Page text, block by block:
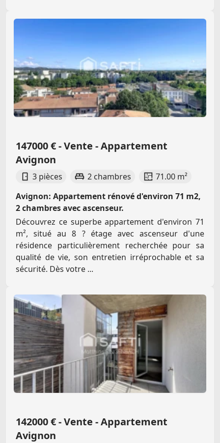
147000 € - Vente - Appartement
Avignon
3 pièces 2 chambres
71.00 m²
Avignon: Appartement rénové d'environ 71 m2,
2 chambres avec ascenseur.
Découvrez ce superbe appartement d'environ 71
m², situé au 8 ? étage avec ascenseur d'une
résidence particulièrement recherchée pour sa
qualité de vie, son entretien irréprochable et sa
sécurité. Dès votre ...
142000 € - Vente - Appartement
Avignon